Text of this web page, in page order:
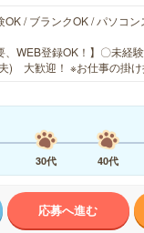
OK / ブランクOK / パソコ
、WEB登録OK！】〇未経
) 大歓迎！ ※お仕事の掛
30代 40代
応募へ進む